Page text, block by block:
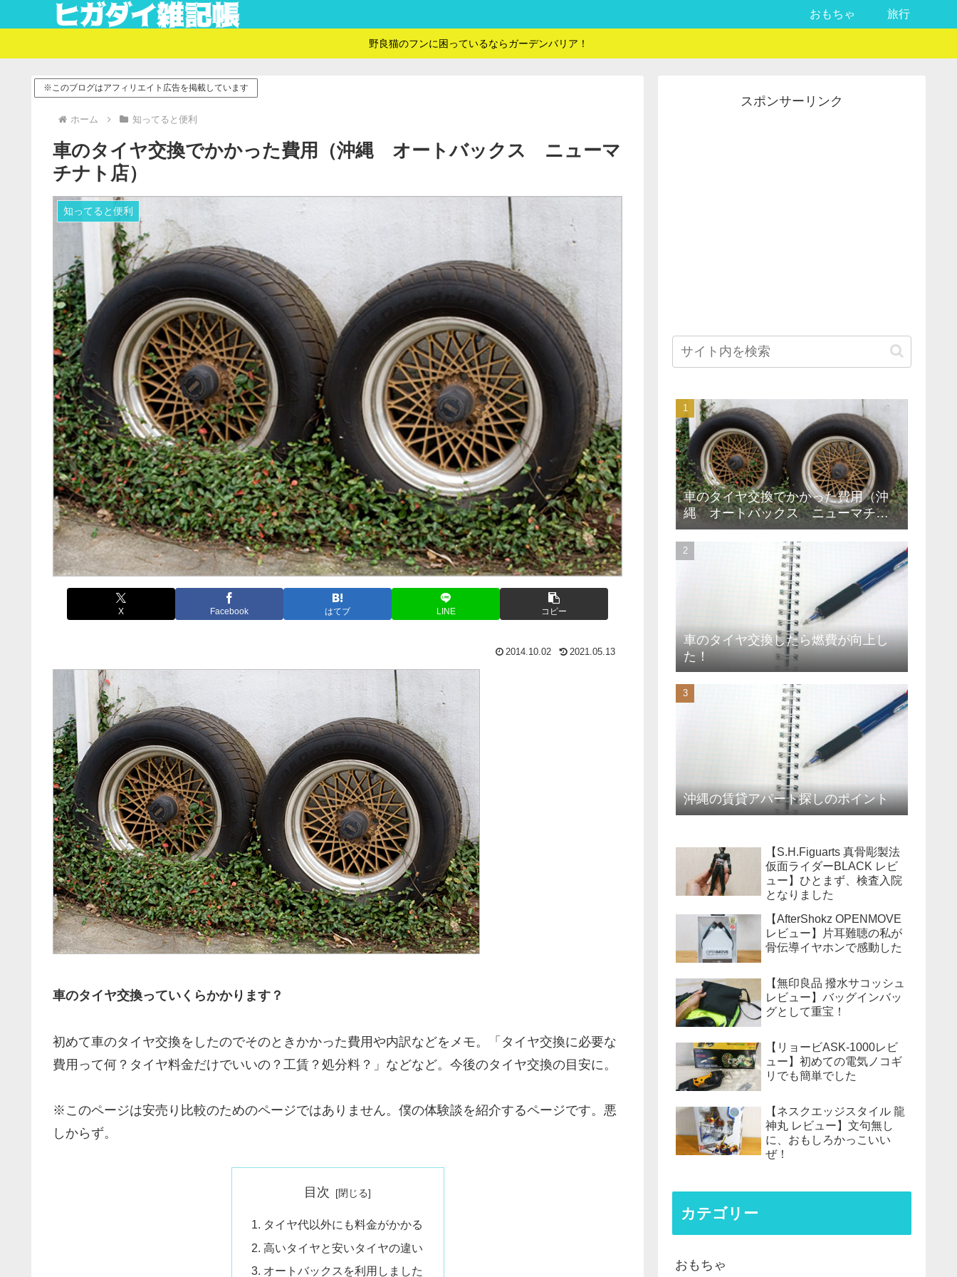
おもちゃ 旅行
野良猫のフンに困っているならガーデンバリア！
※このブログはアフィリエイト広告を掲載しています
ホーム 知ってると便利
車のタイヤ交換でかかった費用（沖縄 オートバックス ニューマ
チナト店）
知ってると便利
X Facebook はてブ LINE コピー
2014.10.02 2021.05.13
車のタイヤ交換っていくらかかります？
初めて車のタイヤ交換をしたのでそのときかかった費用や内訳などをメモ。「タイヤ交換に必要な
費用って何？タイヤ料金だけでいいの？工賃？処分料？」などなど。今後のタイヤ交換の目安に。
※このページは安売り比較のためのページではありません。僕の体験談を紹介するページです。悪
しからず。
目次
タイヤ代以外にも料金がかかる
高いタイヤと安いタイヤの違い
オートバックスを利用しました
スポンサーリンク
車のタイヤ交換でかかった費用（沖
縄 オートバックス ニューマチナ
ト店）
車のタイヤ交換したら燃費が向上し
た！
沖縄の賃貸アパート探しのポイント
【S.H.Figuarts 真骨彫製法
仮面ライダーBLACK レビ
ュー】ひとまず、検査入院
となりました
【AfterShokz OPENMOVE
レビュー】片耳難聴の私が
骨伝導イヤホンで感動した
【無印良品 撥水サコッシュ
レビュー】バッグインバッ
グとして重宝！
【リョービASK-1000レビ
ュー】初めての電気ノコギ
リでも簡単でした
【ネスクエッジスタイル 龍
神丸 レビュー】文句無し
に、おもしろかっこいい
ぜ！
カテゴリー
おもちゃ